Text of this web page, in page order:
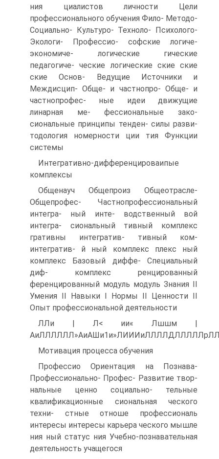
ния циалистов личности Цели
профессионального обучения Фило- Методо-
Социально- Культуро- Техноло- Психолого-
Экологи- Профессио- софские логиче-
экономиче- логические гические
педагогиче- ческие логические ские ские
ские Основ- Ведущие Источники и
Междисцип- Обще- и частнопро- Обще- и
частнопрофес- ные идеи движущие
линарная ме- фессиональные зако-
сиональные принципы тенден- силы разви-
тодология номерности ции тия Функции
системы
Интегративно-дифференцироваипые
комплексы
Общенауч Общепроиз Общеотрасле-
Общепрофес- Частнопрофессиональный
интегра- ный инте- водственный вой
интегра- сиональный тивный комплекс
гративны интегратив- тивный ком-
интегратив- й ный комплекс плекс ный
комплекс Базовый диффе- Специальный
диф- комплекс ренцированный
ференцированный модуль модуль Знания II
Умения II Навыки I Нормы II Ценности II
Опыт профессиональной деятельности
ЛЛи | Л< ии« Лшшм |
Мотивация процесса обучения
Профессио Ориентация на Познава-
Профессионально- Профес- Развитие твор-
нальные ценно социально- тельные
квалификационные сиональная ческого
техни- стные отноше профессиональ
интересы интересы карьера ческого мышле
ния ный статус ния Учебно-познавательная
деятельность учащегося